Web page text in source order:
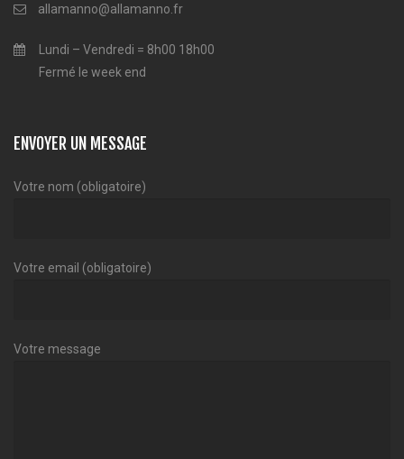
allamanno@allamanno.fr
Lundi – Vendredi = 8h00 18h00
Fermé le week end
ENVOYER UN MESSAGE
Votre nom (obligatoire)
Votre email (obligatoire)
Votre message